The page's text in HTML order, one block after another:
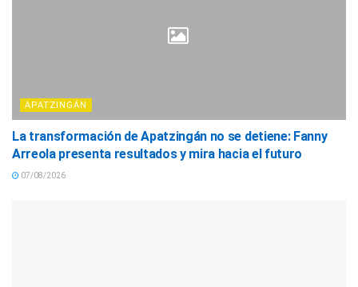
APATZINGÁN
La transformación de Apatzingán no se detiene: Fanny
Arreola presenta resultados y mira hacia el futuro
07/08/2026